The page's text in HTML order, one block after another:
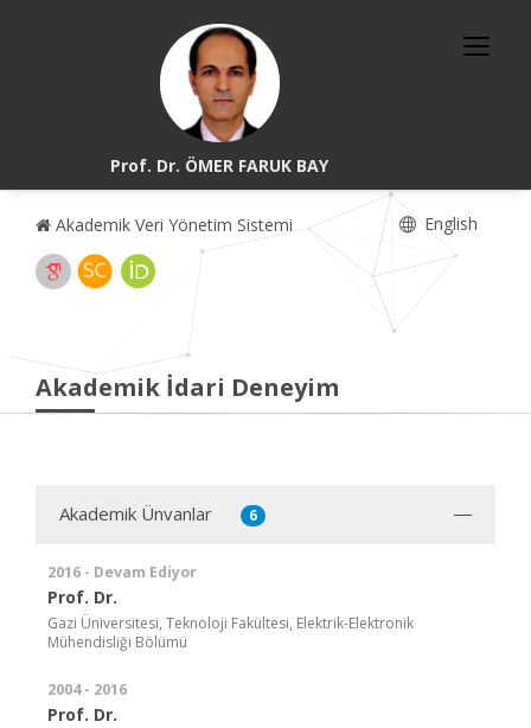
Prof. Dr. ÖMER FARUK BAY
Akademik Veri Yönetim Sistemi English
Akademik İdari Deneyim
Akademik Ünvanlar 6
2016 - Devam Ediyor
Prof. Dr.
Gazi Üniversitesi, Teknoloji Fakültesi, Elektrik-Elektronik
Mühendisliği Bölümü
2004 - 2016
Prof. Dr.